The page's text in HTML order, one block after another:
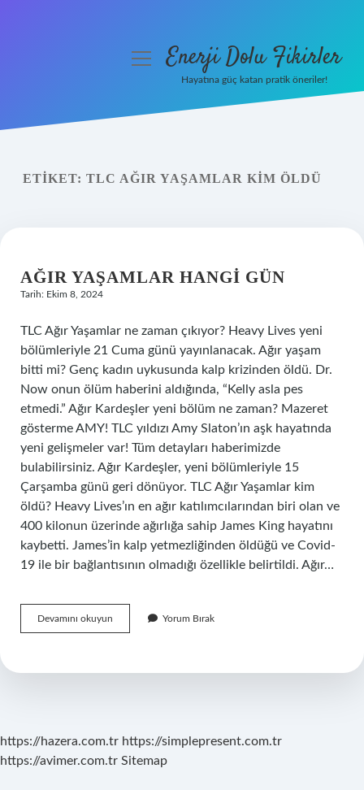
Yasal Uyarı
menüyüEnerji Dolu Fikirler
Hayatına güç katan pratik öneriler!
ETIKET: TLC AĞIR YAŞAMLAR KIM ÖLDÜ
AĞIR YAŞAMLAR HANGI GÜN
Tarih: Ekim 8, 2024
TLC Ağır Yaşamlar ne zaman çıkıyor? Heavy Lives yeni
bölümleriyle 21 Cuma günü yayınlanacak. Ağır yaşam
bitti mi? Genç kadın uykusunda kalp krizinden öldü. Dr.
Now onun ölüm haberini aldığında, “Kelly asla pes
etmedi.” Ağır Kardeşler yeni bölüm ne zaman? Mazeret
gösterme AMY! TLC yıldızı Amy Slaton’ın aşk hayatında
yeni gelişmeler var! Tüm detayları haberimizde
bulabilirsiniz. Ağır Kardeşler, yeni bölümleriyle 15
Çarşamba günü geri dönüyor. TLC Ağır Yaşamlar kim
öldü? Heavy Lives’ın en ağır katılımcılarından biri olan ve
400 kilonun üzerinde ağırlığa sahip James King hayatını
kaybetti. James’in kalp yetmezliğinden öldüğü ve Covid-
19 ile bir bağlantısının olmadığı özellikle belirtildi. Ağır…
Devamını okuyun
Yaşamlar
Yorum Bırak
https://hazera.com.tr https://simplepresent.com.tr
https://avimer.com.tr Sitemap